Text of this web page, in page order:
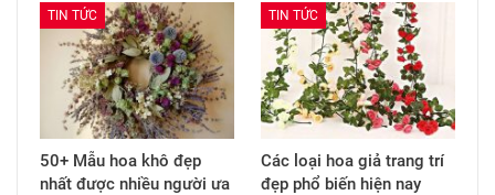
TIN TỨC
50+ Mẫu hoa khô đẹp
nhất được nhiều người ưa
TIN TỨC
Các loại hoa giả trang trí
đẹp phổ biến hiện nay